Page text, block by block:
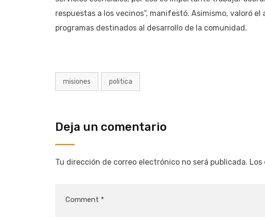
respuestas a los vecinos”, manifestó. Asimismo, valoró
programas destinados al desarrollo de la comunidad.
misiones politica
Deja un comentario
Tu dirección de correo electrónico no será publicada. Los